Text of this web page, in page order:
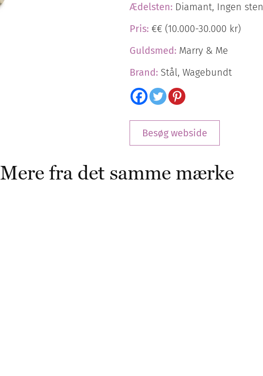
Ædelsten: Diamant, Ingen sten
Pris: €€ (10.000-30.000 kr)
Guldsmed: Marry & Me
Brand: Stål, Wagebundt
Besøg webside
Mere fra det samme mærke